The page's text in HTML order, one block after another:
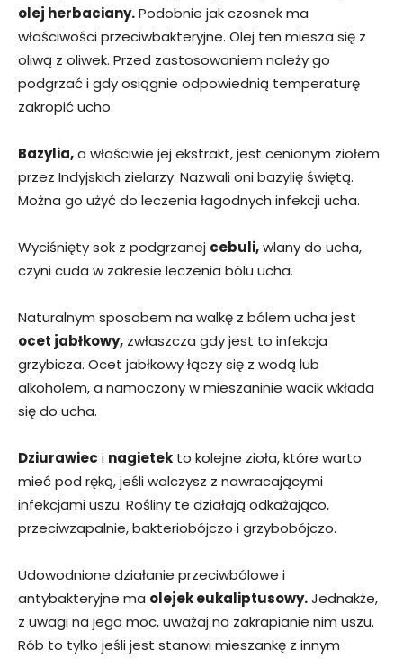
olej herbaciany.Podobnie jak czosnek ma
właściwości przeciwbakteryjne. Olej ten miesza się z
oliwą z oliwek. Przed zastosowaniem należy go
podgrzać i gdy osiągnie odpowiednią temperaturę
zakropić ucho.
Bazylia,a właściwie jej ekstrakt, jest cenionym ziołem
przez Indyjskich zielarzy. Nazwali oni bazylię świętą.
Można go użyć do leczenia łagodnych infekcji ucha.
Wyciśnięty sok z podgrzanej cebuli,wlany do ucha,
czyni cuda w zakresie leczenia bólu ucha.
Naturalnym sposobem na walkę z bólem ucha jest
ocet jabłkowy, zwłaszcza gdy jest to infekcja
grzybicza. Ocet jabłkowy łączy się z wodą lub
alkoholem, a namoczony w mieszaninie wacik wkłada
się do ucha.
Dziurawiec i nagietek to kolejne zioła, które warto
mieć pod ręką, jeśli walczysz z nawracającymi
infekcjami uszu. Rośliny te działają odkażająco,
przeciwzapalnie, bakteriobójczo i grzybobójczo.
Udowodnione działanie przeciwbólowe i
antybakteryjne ma olejek eukaliptusowy.Jednakże,
z uwagi na jego moc, uważaj na zakrapianie nim uszu.
Rób to tylko jeśli jest stanowi mieszankę z innym